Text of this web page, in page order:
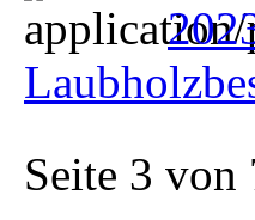
Seite 3 von